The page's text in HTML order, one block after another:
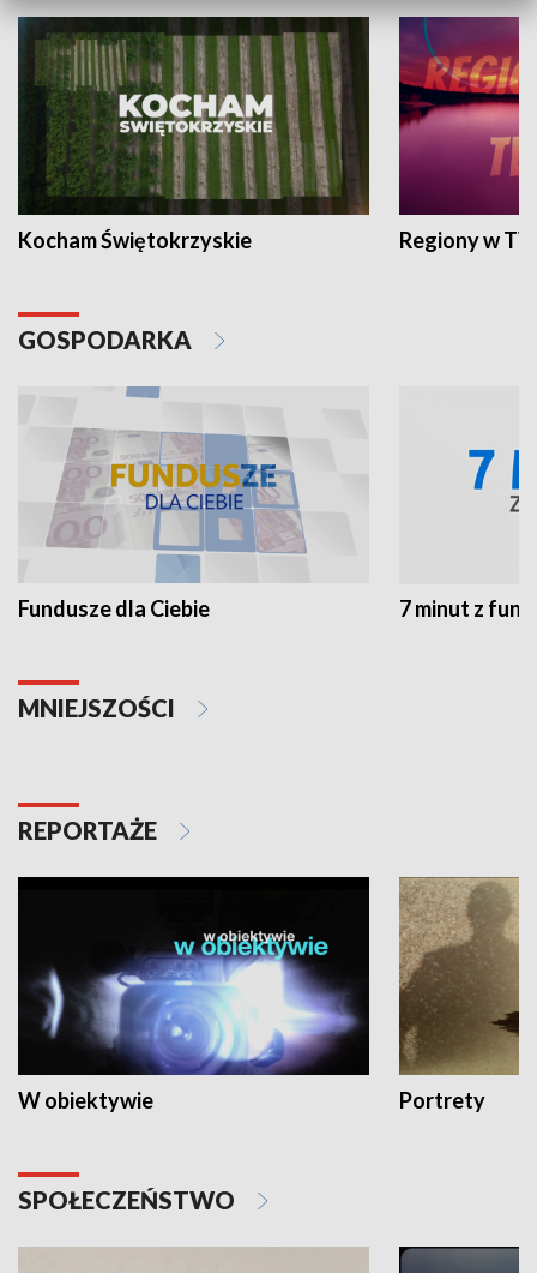
Kocham Świętokrzyskie Regiony w
GOSPODARKA
Fundusze dla Ciebie 7 minut z
MNIEJSZOŚCI
REPORTAŻE
W obiektywie Portrety
SPOŁECZEŃSTWO